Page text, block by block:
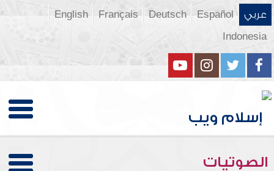
عربي Español
Deutsch
Français
English
Indonesia
الصوتيات